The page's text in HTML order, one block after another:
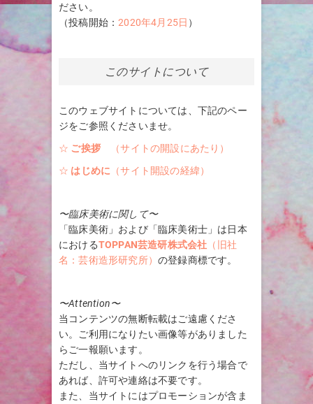
ださい。
（投稿開始：2020年4月25日 ）
このサイトについて
このウェブサイトについては、下記のペー
ジをご参照くださいませ。
☆ ご挨拶
（サイトの開設にあたり）
☆ はじめに （サイト開設の経緯）
〜臨床美術に関して〜
「臨床美術」および「臨床美術士」は日本
におけるTOPPAN芸造研株式会社 （旧社
名：芸術造形研究所） の登録商標です。
〜Attention〜
当コンテンツの無断転載はご遠慮くださ
い。ご利用になりたい画像等がありました
らご一報願います。
ただし、当サイトへのリンクを行う場合で
あれば、許可や連絡は不要です。
また、当サイトにはプロモーションが含ま